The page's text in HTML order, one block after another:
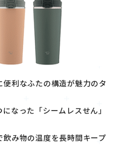
便利なふたの構造が魅力のタ
なった「シームレスせん」
飲み物の温度を長時間キープ